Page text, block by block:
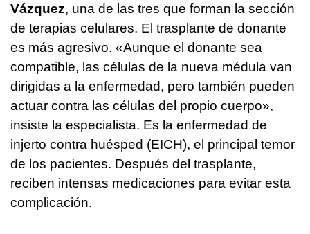
Vázquez, una de las tres que forman la sección
de terapias celulares. El trasplante de donante
es más agresivo. «Aunque el donante sea
compatible, las células de la nueva médula van
dirigidas a la enfermedad, pero también pueden
actuar contra las células del propio cuerpo»,
insiste la especialista. Es la enfermedad de
injerto contra huésped (EICH), el principal temor
de los pacientes. Después del trasplante,
reciben intensas medicaciones para evitar esta
complicación.